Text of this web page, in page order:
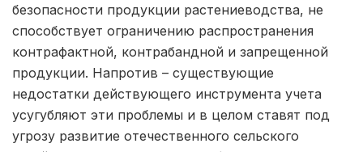
безопасности продукции растениеводства, не
способствует ограничению распространения
контрафактной, контрабандной и запрещенной
продукции. Напротив – существующие
недостатки действующего инструмента учета
усугубляют эти проблемы и в целом ставят под
угрозу развитие отечественного сельского